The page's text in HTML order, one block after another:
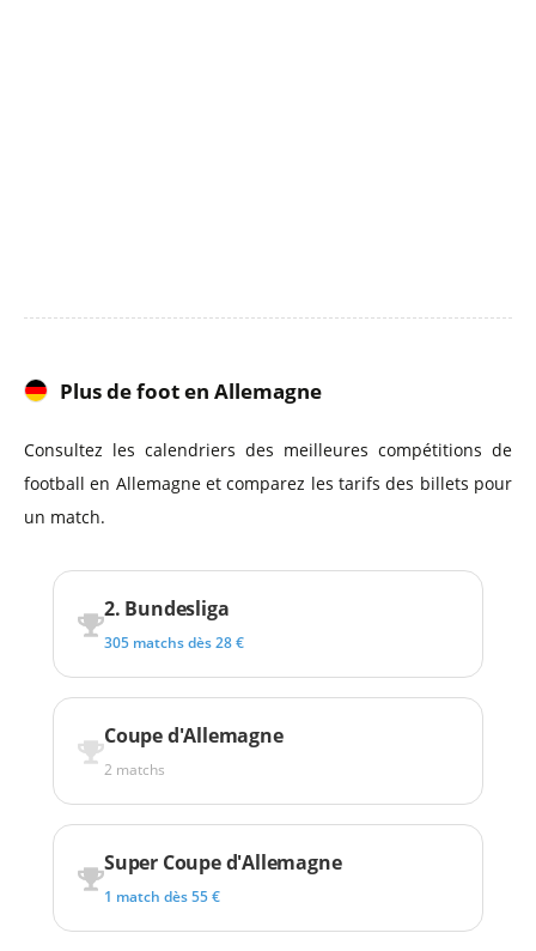
Plus de foot en Allemagne
Consultez les calendriers des meilleures compétitions de
football en Allemagne et comparez les tarifs des billets pour
un match.
2. Bundesliga
305 matchs dès 28 €
Coupe d'Allemagne
2 matchs
Super Coupe d'Allemagne
1 match dès 55 €